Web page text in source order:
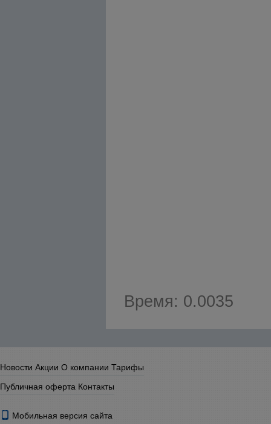
Время: 0.0035
Новости Акции О компании Тарифы
Публичная оферта Контакты
Мобильная версия сайта